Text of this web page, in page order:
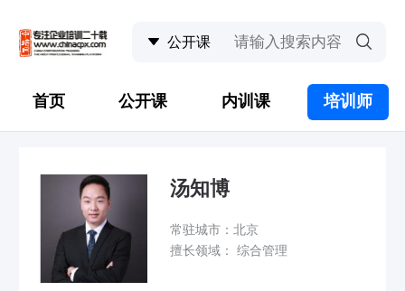
首页 公开课 内训课 培训师
汤知博
常驻城市：北京
擅长领域： 综合管理